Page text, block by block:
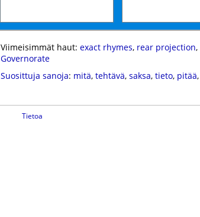
Viimeisimmät haut: exact rhymes, rear projection,
Governorate
Suosittuja sanoja: mitä, tehtävä, saksa, tieto, pitää,
Tietoa